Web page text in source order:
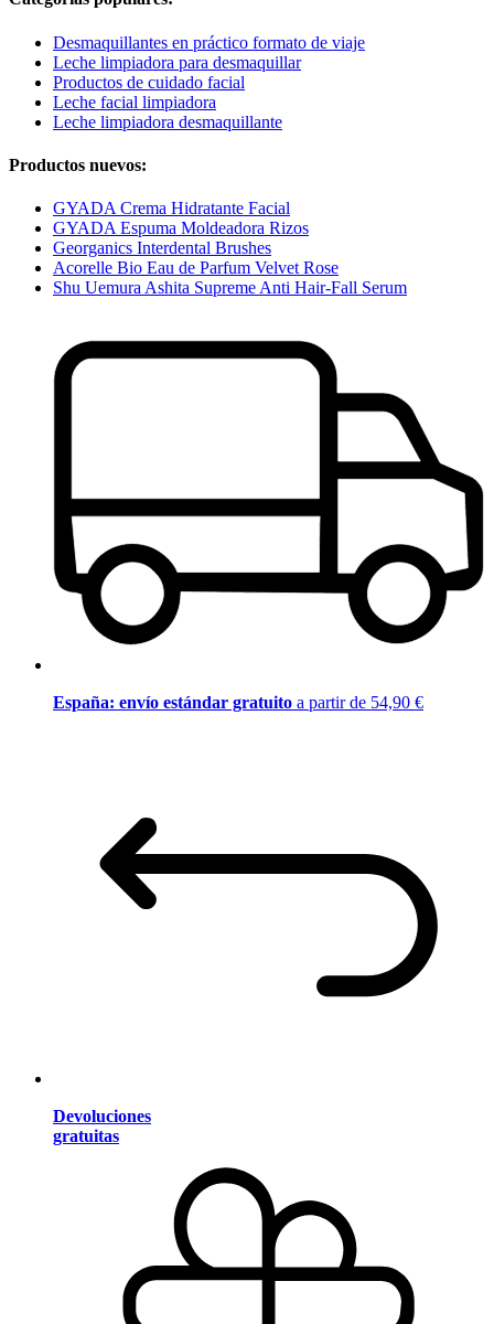
Desmaquillantes en práctico formato de viaje
Leche limpiadora para desmaquillar
Productos de cuidado facial
Leche facial limpiadora
Leche limpiadora desmaquillante
Productos nuevos:
GYADA Crema Hidratante Facial
GYADA Espuma Moldeadora Rizos
Georganics Interdental Brushes
Acorelle Bio Eau de Parfum Velvet Rose
Shu Uemura Ashita Supreme Anti Hair-Fall Serum
España: envío estándar gratuito a partir de 54,90 €
Devoluciones
gratuitas